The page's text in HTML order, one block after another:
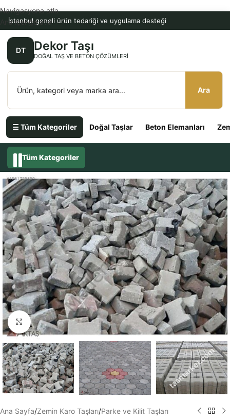
İstanbul geneli ürün tedariği ve uygulama desteği
DT Dekor Taşı
DOĞAL TAŞ VE BETON ÇÖZÜMLERI
Ara
☰ Tüm Kategoriler Doğal Taşlar Beton Elemanları
Navigasyona atla
Ana içeriğe atla
Tüm Kategoriler
Büyütmek için tıklayın
Ana Sayfa/Zemin Karo Taşları/Parke ve Kilit Taşları